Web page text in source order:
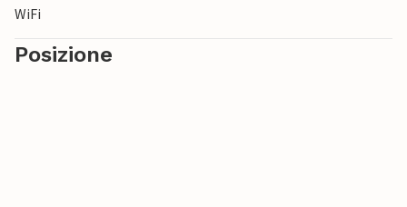
WiFi
Posizione